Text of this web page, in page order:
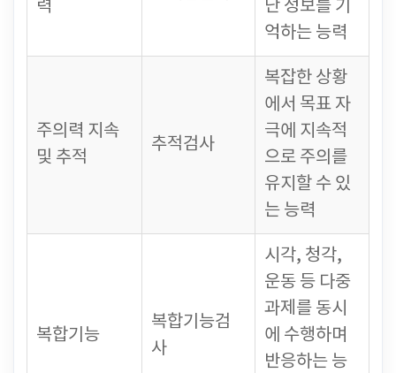
력
난 정보를 기
억하는 능력
주의력 지속
및 추적
추적검사
복잡한 상황
에서 목표 자
극에 지속적
으로 주의를
유지할 수 있
는 능력
복합기능
복합기능검
사
시각, 청각,
운동 등 다중
과제를 동시
에 수행하며
반응하는 능